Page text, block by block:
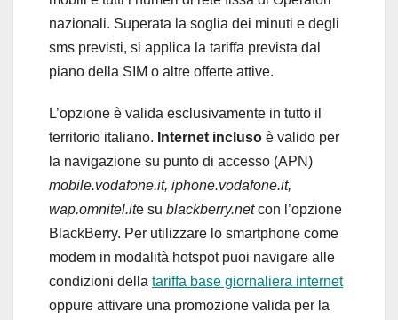
nazionali. Superata la soglia dei minuti e degli
sms previsti, si applica la tariffa prevista dal
piano della SIM o altre offerte attive.
L’opzione è valida esclusivamente in tutto il
territorio italiano. Internet incluso è valido per
la navigazione su punto di accesso (APN)
mobile.vodafone.it, iphone.vodafone.it,
wap.omnitel.ite su blackberry.netcon l’opzione
BlackBerry. Per utilizzare lo smartphone come
modem in modalità hotspot puoi navigare alle
condizioni della tariffa base giornaliera internet
oppure attivare una promozione valida per la